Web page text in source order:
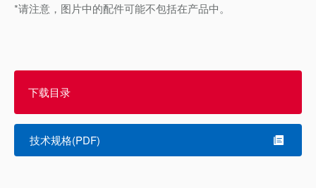
*请注意，图片中的配件可能不包括在产品中。
下载目录
技术规格(PDF)